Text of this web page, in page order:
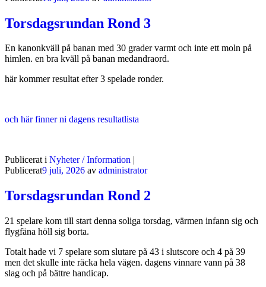
Torsdagsrundan Rond 3
En kanonkväll på banan med 30 grader varmt och inte ett moln på
himlen. en bra kväll på banan medandraord.
här kommer resultat efter 3 spelade ronder.
och här finner ni dagens resultatlista
Publicerat i Nyheter / Information
Publicerat9 juli, 2026 av administrator
Torsdagsrundan Rond 2
21 spelare kom till start denna soliga torsdag, värmen infann sig och
flygfäna höll sig borta.
Totalt hade vi 7 spelare som slutare på 43 i slutscore och 4 på 39
men det skulle inte räcka hela vägen. dagens vinnare vann på 38
slag och på bättre handicap.